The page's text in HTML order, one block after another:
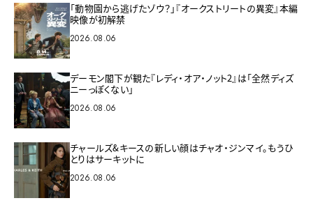
「動物園から逃げたゾウ？」『オークストリートの異変』本編
映像が初解禁
2026.08.06
デーモン閣下が観た『レディ・オア・ノット2』は「全然ディズ
ニーっぽくない」
2026.08.06
チャールズ&キースの新しい顔はチャオ・ジンマイ。もうひ
とりはサーキットに
2026.08.06